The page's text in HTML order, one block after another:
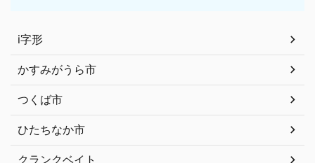
i字形
かすみがうら市
つくば市
ひたちなか市
クランクベイト